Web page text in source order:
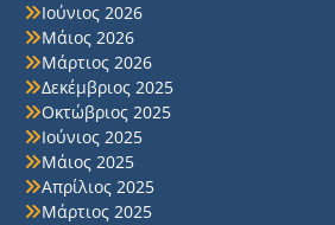
Ιούνιος 2026
Μάιος 2026
Μάρτιος 2026
Δεκέμβριος 2025
Οκτώβριος 2025
Ιούνιος 2025
Μάιος 2025
Απρίλιος 2025
Μάρτιος 2025